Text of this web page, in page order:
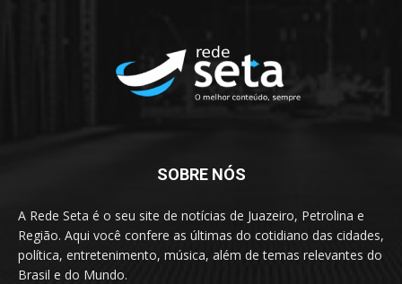
SOBRE NÓS
A Rede Seta é o seu site de notícias de Juazeiro, Petrolina e
Região. Aqui você confere as últimas do cotidiano das cidades,
política, entretenimento, música, além de temas relevantes do
Brasil e do Mundo.